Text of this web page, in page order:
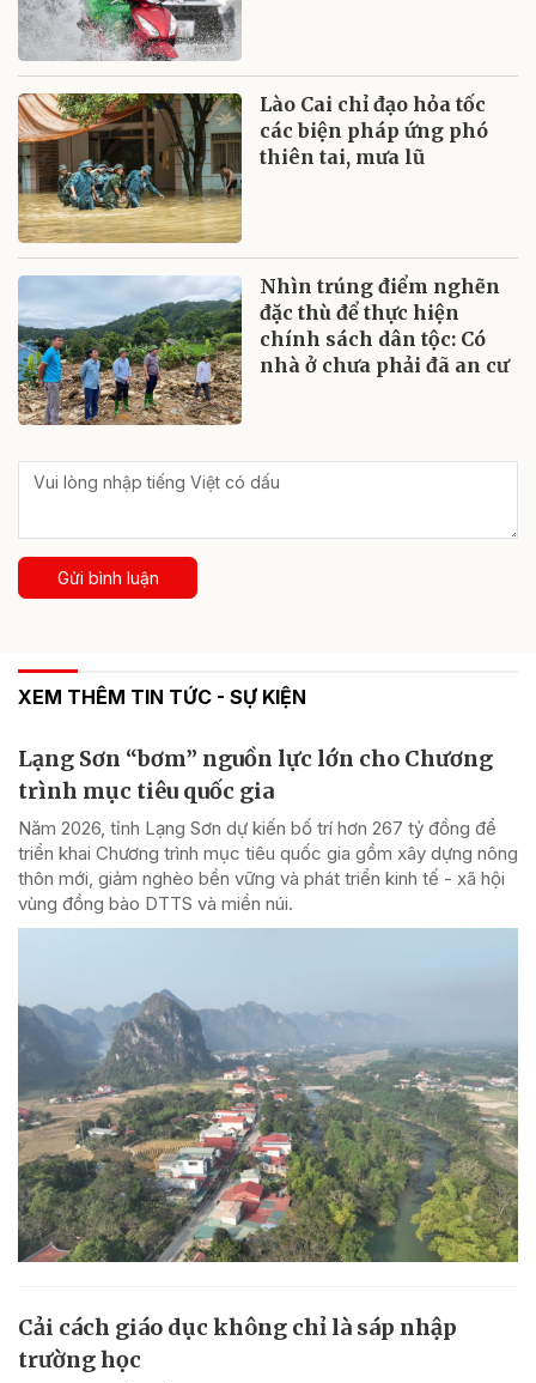
Lào Cai chỉ đạo hỏa tốc
các biện pháp ứng phó
thiên tai, mưa lũ
Nhìn trúng điểm nghẽn
đặc thù để thực hiện
chính sách dân tộc: Có
nhà ở chưa phải đã an cư
Gửi bình luận
XEM THÊM TIN TỨC - SỰ KIỆN
Lạng Sơn “bơm” nguồn lực lớn cho Chương
trình mục tiêu quốc gia
Năm 2026, tỉnh Lạng Sơn dự kiến bố trí hơn 267 tỷ đồng để
triển khai Chương trình mục tiêu quốc gia gồm xây dựng nông
thôn mới, giảm nghèo bền vững và phát triển kinh tế - xã hội
vùng đồng bào DTTS và miền núi.
Cải cách giáo dục không chỉ là sáp nhập
trường học